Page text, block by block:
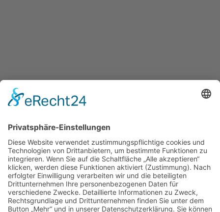
Für Kurzentschlossene
Ganz einfach sachsenweit eine Unterkunft finden: Über den Button
unten gelangen Sie direkt zum Buchungsportal der Tourismus
Marketing Gesellschaft Sachsen.